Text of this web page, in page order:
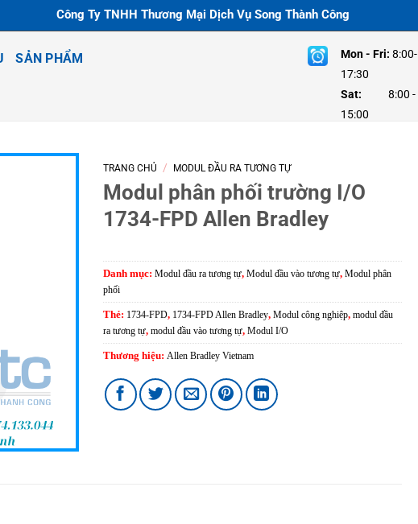
Công Ty TNHH Thương Mại Dịch Vụ Song Thành Công
SẢN PHẨM Mon - Fri: 8:00-
17:30
Sat:
8:00 -
15:00
TRANG CHỦ / MODUL ĐẦU RA TƯƠNG TỰ
Modul phân phối trường I/O
1734-FPD Allen Bradley
Danh mục: Modul đầu ra tương tự, Modul đầu vào tương tự, Modul phân
phối
Thẻ: 1734-FPD, 1734-FPD Allen Bradley, Modul công nghiệp, modul đầu
ra tương tự, modul đầu vào tương tự, Modul I/O
Thương hiệu: Allen Bradley Vietnam